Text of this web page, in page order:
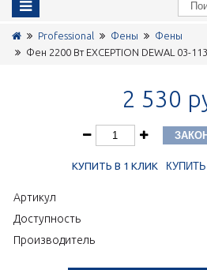
Professional Фены
Фены
Фен 2200 Вт EXCEPTION DEWAL 03-
2 530
КУПИТЬ В 1 КЛИК
Артикул
Доступность
Производитель